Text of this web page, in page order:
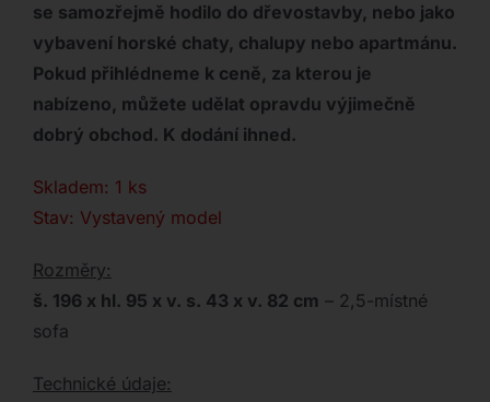
se samozřejmě hodilo do dřevostavby, nebo jako
vybavení horské chaty, chalupy nebo apartmánu.
Pokud přihlédneme k ceně, za kterou je
nabízeno, můžete udělat opravdu výjimečně
dobrý obchod. K dodání ihned.
Skladem: 1 ks
Stav: Vystavený model
Rozměry:
š. 196 x hl. 95 x v. s. 43 x v. 82 cm – 2,5-místné
sofa
Technické údaje: